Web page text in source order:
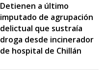
Detienen a último
imputado de agrupación
delictual que sustraía
droga desde incinerador
de hospital de Chillán